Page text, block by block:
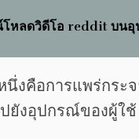
โหลดวิดีโอ reddit บน
งคือการแพร่กระ
งอุปกรณ์ของผู้ใ